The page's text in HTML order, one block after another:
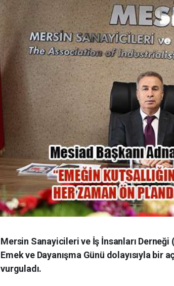
Mersin Sanayicileri ve İş İnsanları Derneği
Emek ve Dayanışma Günü dolayısıyla bir
vurguladı.